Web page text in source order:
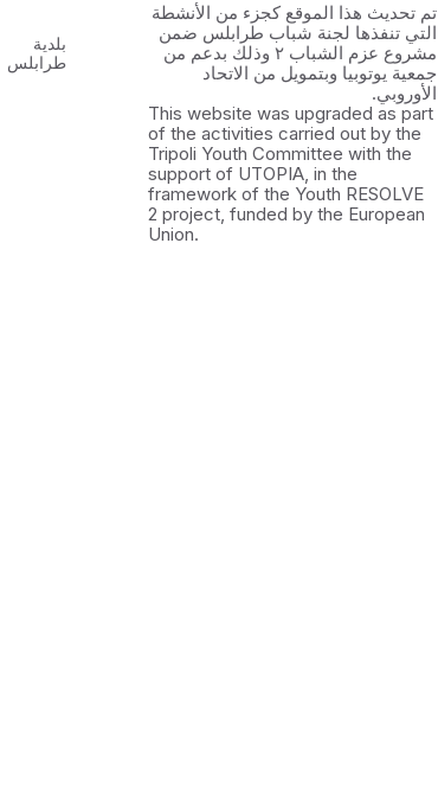
تم تحديث هذا الموقع كجزء من الأنشطة
التي تنفذها لجنة شباب طرابلس ضمن
مشروع عزم الشباب ٢ وذلك بدعم من
جمعية يوتوبيا وبتمويل من الاتحاد
الأوروبي.
This website was upgraded as part
of the activities carried out by the
Tripoli Youth Committee with the
support of UTOPIA, in the
framework of the Youth RESOLVE
2 project, funded by the European
Union.
بلدية
طرابلس